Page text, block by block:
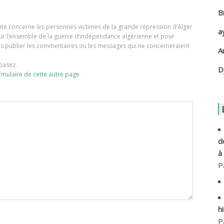
concerne les personnes victimes de la grande répression d’Alger
l’ensemble de la guerre d’indépendance algérienne et pour
publier les commentaires ou les messages qui ne concerneraient
de cette autre page
à